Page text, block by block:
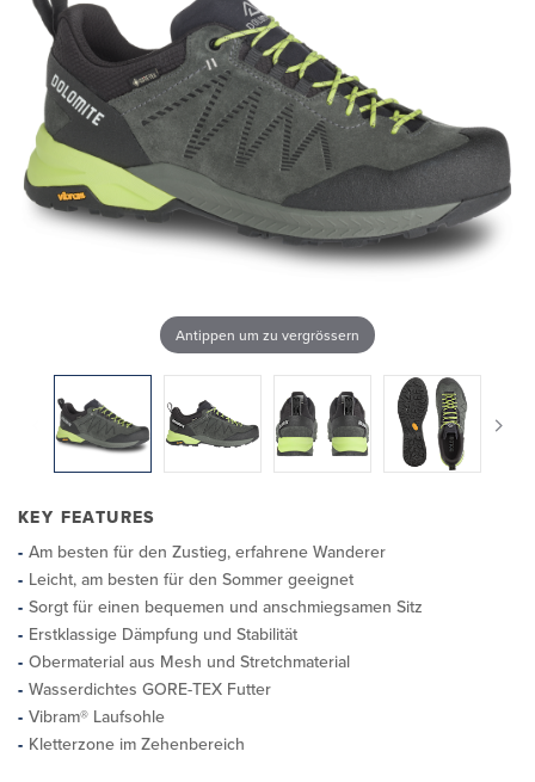
Antippen um zu vergrössern
KEY FEATURES
Am besten für den Zustieg, erfahrene Wanderer
Leicht, am besten für den Sommer geeignet
Sorgt für einen bequemen und anschmiegsamen Sitz
Erstklassige Dämpfung und Stabilität
Obermaterial aus Mesh und Stretchmaterial
Wasserdichtes GORE-TEX Futter
Vibram® Laufsohle
Kletterzone im Zehenbereich